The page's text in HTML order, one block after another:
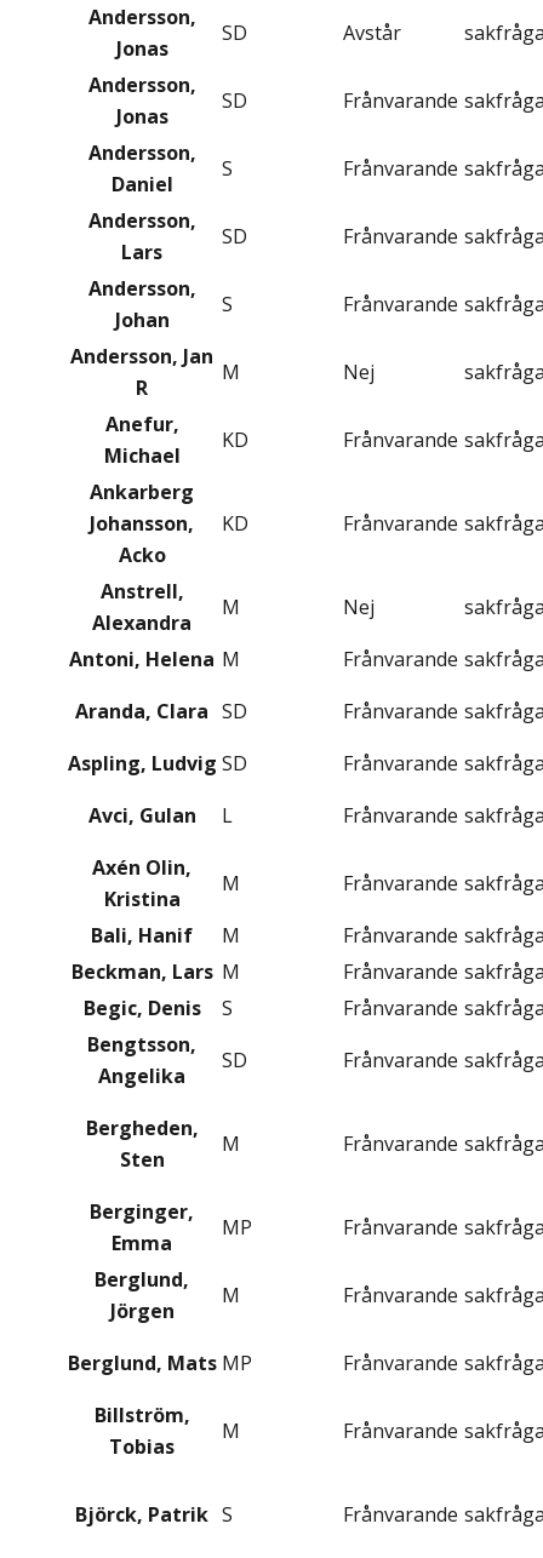
Andersson,
Jonas
SD Avstår
Andersson,
Jonas
SD Frånvarande
Andersson,
Daniel
S Frånvarande
Andersson,
Lars
SD Frånvarande
Andersson,
Johan
S Frånvarande
Andersson, Jan
R
M Nej
Anefur,
Michael
KD Frånvarande
Ankarberg
Johansson,
Acko
KD Frånvarande
Anstrell,
Alexandra
M Nej
Antoni, Helena M Frånvarande
Aranda, Clara SD Frånvarande
Aspling, Ludvig SD Frånvarande
Avci, Gulan
L Frånvarande
Axén Olin,
Kristina
M Frånvarande
Bali, Hanif
M Frånvarande
Beckman, Lars M Frånvarande
Begic, Denis
S Frånvarande
Bengtsson,
Angelika
SD Frånvarande
Bergheden,
Sten
M Frånvarande
Berginger,
Emma
MP Frånvarande
Berglund,
Jörgen
M Frånvarande
Berglund, Mats MP Frånvarande
Billström,
Tobias
M Frånvarande
Björck, Patrik S Frånvarande